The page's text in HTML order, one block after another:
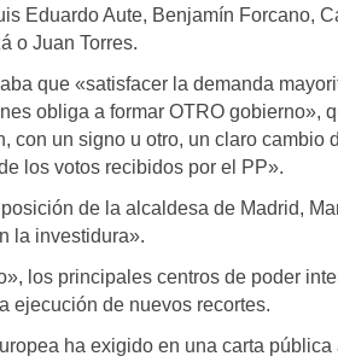
Eduardo Aute, Benjamín Forcano,
o Juan Torres.
que «satisfacer la demanda
obliga a formar OTRO gobierno»,
con un signo u otro, un claro
los votos recibidos por el PP».
de la alcaldesa de Madrid,
la investidura».
los principales centros de poder
ejecución de nuevos recortes.
ha exigido en una carta